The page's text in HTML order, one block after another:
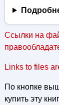
Ссылки на
Links to files
По кнопке
купить эту